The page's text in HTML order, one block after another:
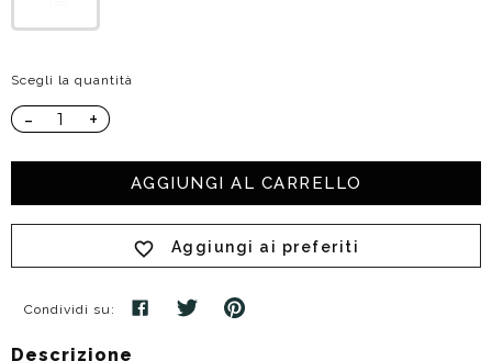
Scegli la quantità
- +
AGGIUNGI AL CARRELLO
Aggiungi ai preferiti
Condividi su:
Descrizione